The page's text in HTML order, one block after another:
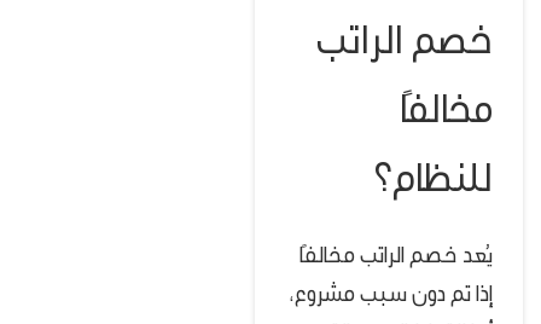
خصم الراتب
مخالفًا
للنظام؟
يُعد خصم الراتب مخالفًا
إذا تم دون سبب مشروع،